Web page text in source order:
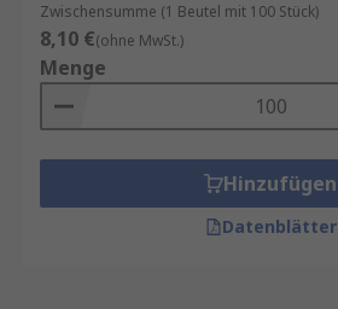
Zwischensumme (1 Beutel mit 100 Stück)
8,10 €(ohne MwSt.)
Menge
Hinzufügen
Datenblätter